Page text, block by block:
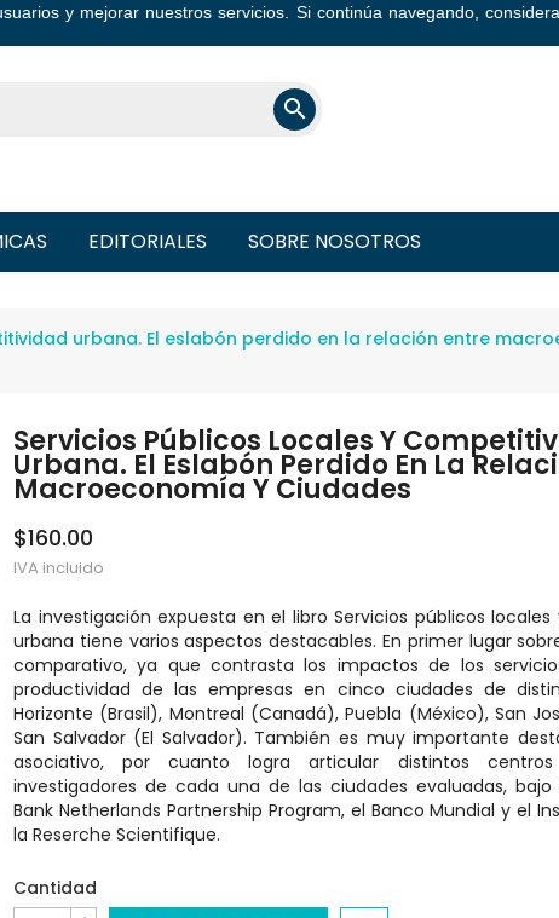
y mejorar nuestros servicios. Si continúa navegando,

EDITORIALES SOBRE NOSOTROS
urbana. El eslabón perdido en la relación entre
Servicios Públicos Locales Y
Urbana. El Eslabón Perdido En La
Macroeconomía Y Ciudades
$160.00
IVA incluido
La investigación expuesta en el libro Servicios públicos
urbana tiene varios aspectos destacables. En primer lugar
comparativo, ya que contrasta los impactos de los
productividad de las empresas en cinco ciudades de
Horizonte (Brasil), Montreal (Canadá), Puebla (México), San
San Salvador (El Salvador). También es muy importante
asociativo, por cuanto logra articular distintos
investigadores de cada una de las ciudades evaluadas,
Bank Netherlands Partnership Program, el Banco Mundial y el
la Reserche Scientifique.
Cantidad